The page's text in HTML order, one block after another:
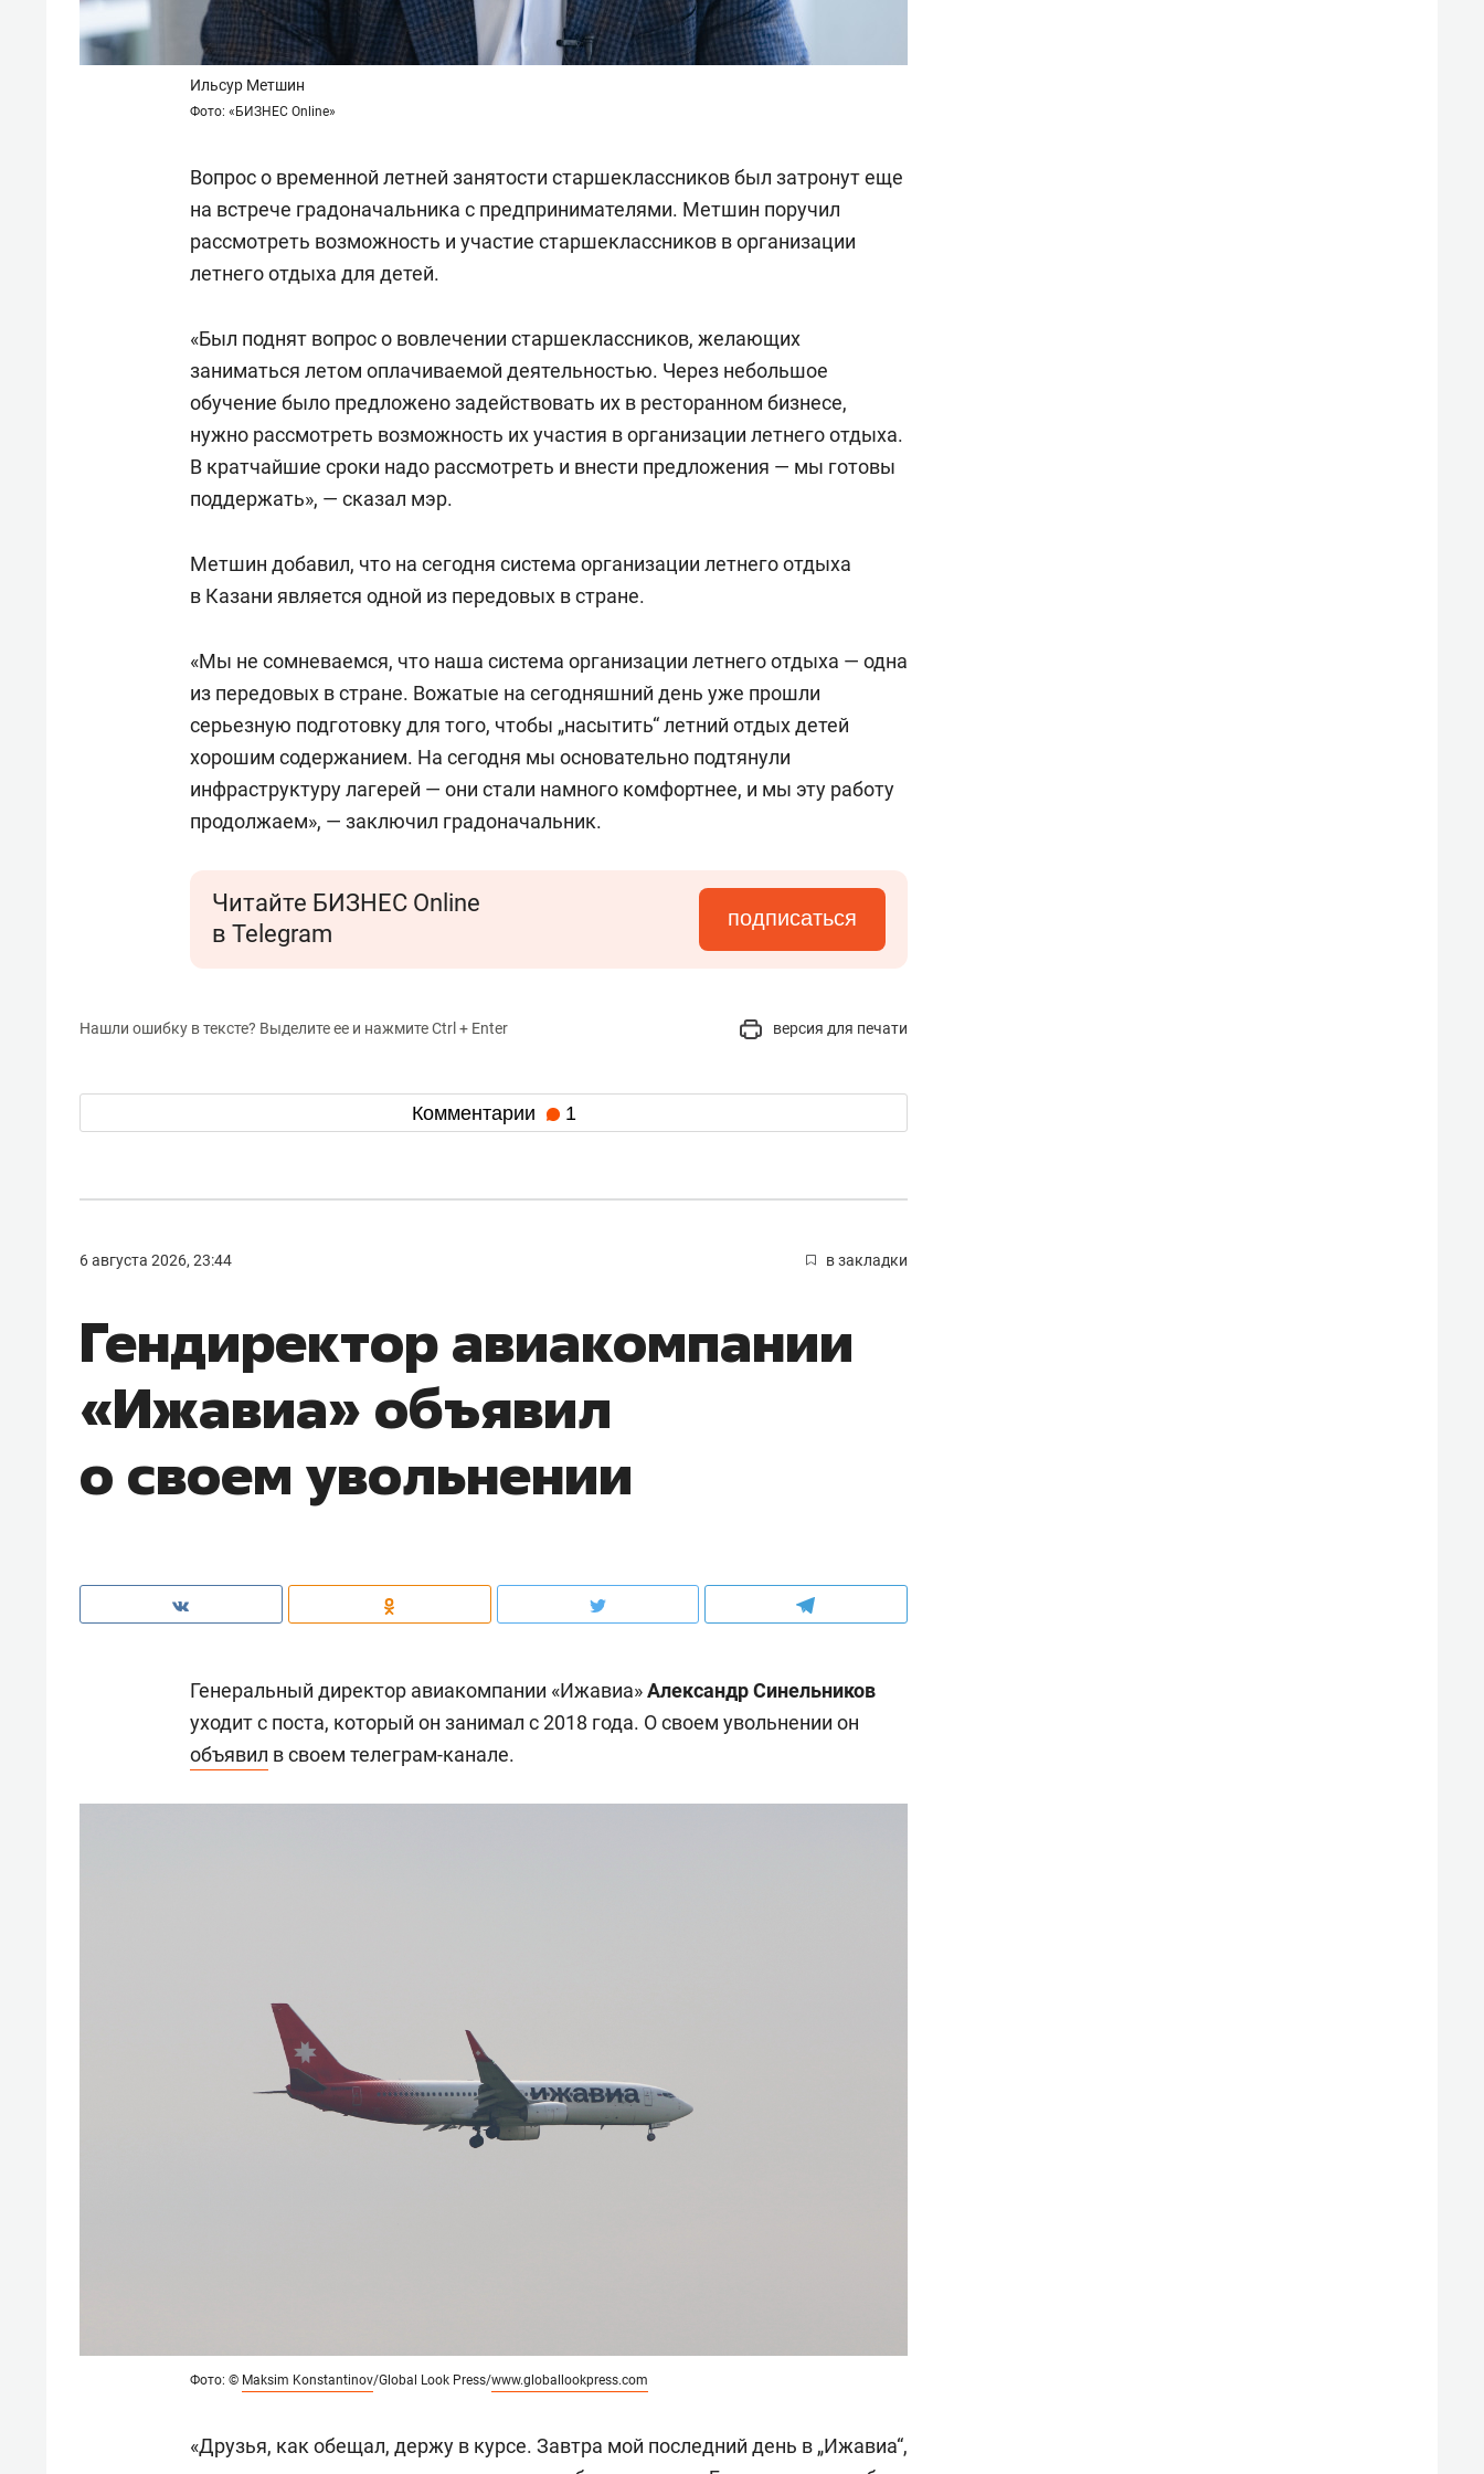
Ильсур Метшин
Фото: «БИЗНЕС Online»
Вопрос о временной летней занятости старшеклассников был затронут еще
на встрече градоначальника с предпринимателями. Метшин поручил
рассмотреть возможность и участие старшеклассников в организации
летнего отдыха для детей.
«Был поднят вопрос о вовлечении старшеклассников, желающих
заниматься летом оплачиваемой деятельностью. Через небольшое
обучение было предложено задействовать их в ресторанном бизнесе,
нужно рассмотреть возможность их участия в организации летнего отдыха.
В кратчайшие сроки надо рассмотреть и внести предложения — мы готовы
поддержать», — сказал мэр.
Метшин добавил, что на сегодня система организации летнего отдыха
в Казани является одной из передовых в стране.
«Мы не сомневаемся, что наша система организации летнего отдыха — одна
из передовых в стране. Вожатые на сегодняшний день уже прошли
серьезную подготовку для того, чтобы „насытить“ летний отдых детей
хорошим содержанием. На сегодня мы основательно подтянули
инфраструктуру лагерей — они стали намного комфортнее, и мы эту работу
продолжаем», — заключил градоначальник.
Читайте БИЗНЕС Online
в Telegram
подписаться
Нашли ошибку в тексте? Выделите ее и нажмите Ctrl + Enter версия для печати
Комментарии 1
6 августа 2026, 23:44 в закладки
Гендиректор авиакомпании
«Ижавиа» объявил
о своем увольнении
Генеральный директор авиакомпании «Ижавиа»Александр Синельников
уходит с поста, который он занимал с 2018 года. О своем увольнении он
объявил в своем телеграм-канале.
Фото: © Maksim Konstantinov/Global Look Press/www.globallookpress.com
«Друзья, как обещал, держу в курсе. Завтра мой последний день в „Ижавиа“,